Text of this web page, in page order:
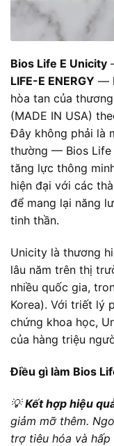
Bios Life E Unicity
LIFE-E ENERGY —
hòa tan của
(MADE IN USA)
Đây không phải là
thường — Bios Life
tăng lực thông
hiện đại với các
để mang lại năng
tinh thần.
Unicity là thương
lâu năm trên thị
nhiều quốc gia,
Korea). Với triết lý
chứng khoa học,
của hàng triệu
Điều gì làm Bios
💡Kết hợp hiệu
giảm mỡ thêm.
trợ tiêu hóa và